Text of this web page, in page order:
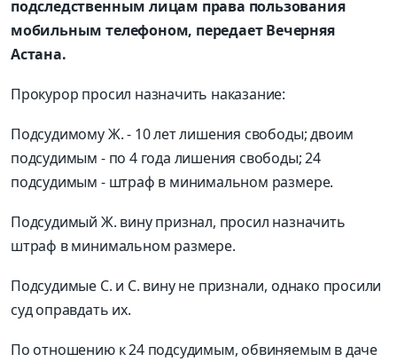
подследственным лицам права пользования
мобильным телефоном, передает Вечерняя
Астана.
Прокурор просил назначить наказание:
Подсудимому Ж. - 10 лет лишения свободы; двоим
подсудимым - по 4 года лишения свободы; 24
подсудимым - штраф в минимальном размере.
Подсудимый Ж. вину признал, просил назначить
штраф в минимальном размере.
Подсудимые С. и С. вину не признали, однако просили
суд оправдать их.
По отношению к 24 подсудимым, обвиняемым в даче